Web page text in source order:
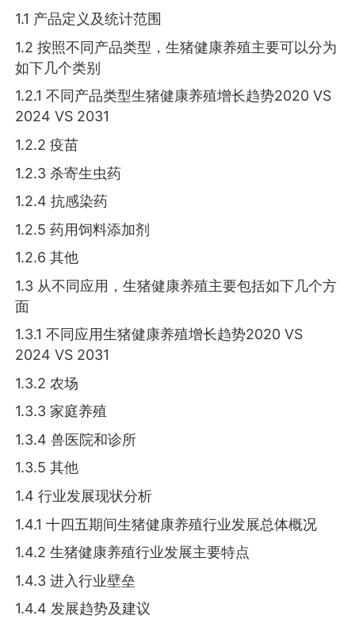
1.1 产品定义及统计范围
1.2 按照不同产品类型，生猪健康养殖主要可以分为
如下几个类别
1.2.1 不同产品类型生猪健康养殖增长趋势2020 VS
2024 VS 2031
1.2.2 疫苗
1.2.3 杀寄生虫药
1.2.4 抗感染药
1.2.5 药用饲料添加剂
1.2.6 其他
1.3 从不同应用，生猪健康养殖主要包括如下几个方
面
1.3.1 不同应用生猪健康养殖增长趋势2020 VS
2024 VS 2031
1.3.2 农场
1.3.3 家庭养殖
1.3.4 兽医院和诊所
1.3.5 其他
1.4 行业发展现状分析
1.4.1 十四五期间生猪健康养殖行业发展总体概况
1.4.2 生猪健康养殖行业发展主要特点
1.4.3 进入行业壁垒
1.4.4 发展趋势及建议